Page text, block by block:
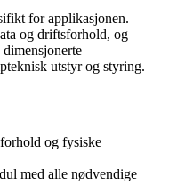
for applikasjonen.
og driftsforhold, og
utstyr og styring.
og fysiske
med alle nødvendige